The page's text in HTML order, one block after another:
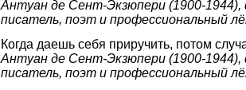
Антуан де Сент-Экзюпери (1900-1944),
писатель, поэт и профессиональный
Когда даешь себя приручить, потом
Антуан де Сент-Экзюпери (1900-1944),
писатель, поэт и профессиональный